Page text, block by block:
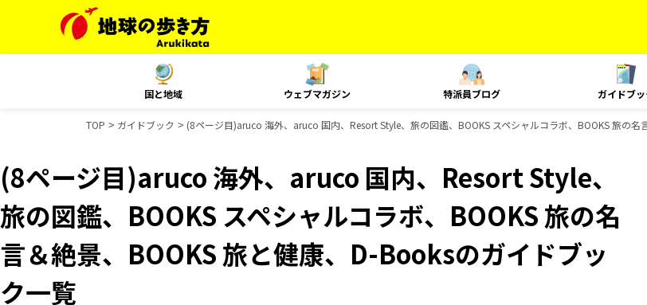
国と地域 ウェブマガジン 特派員ブログ ガイドブ
TOP ガイドブック (8ページ目)aruco 海外、aruco 国内、Resort Style、旅の図鑑、BOOKS スペシャルコラボ、BOOKS 旅の
(8ページ目)aruco 海外、aruco 国内、Resort Style、
旅の図鑑、BOOKS スペシャルコラボ、BOOKS 旅の名
言＆絶景、BOOKS 旅と健康、D-Booksのガイドブッ
ク一覧